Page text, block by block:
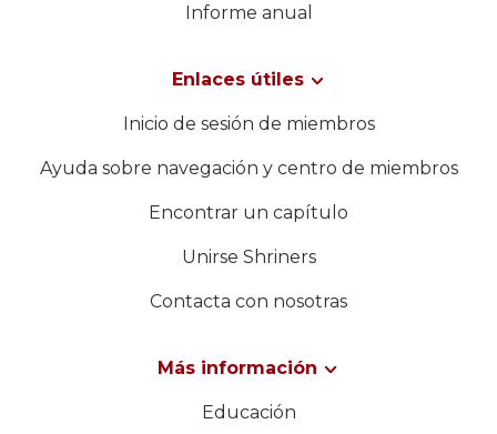
WOMEN IMPACTING CARE
Informe anual
Enlaces útiles
Inicio de sesión de miembros
Ayuda sobre navegación y centro de miembros
Encontrar un capítulo
Unirse Shriners
Contacta con nosotras
Más información
Educación